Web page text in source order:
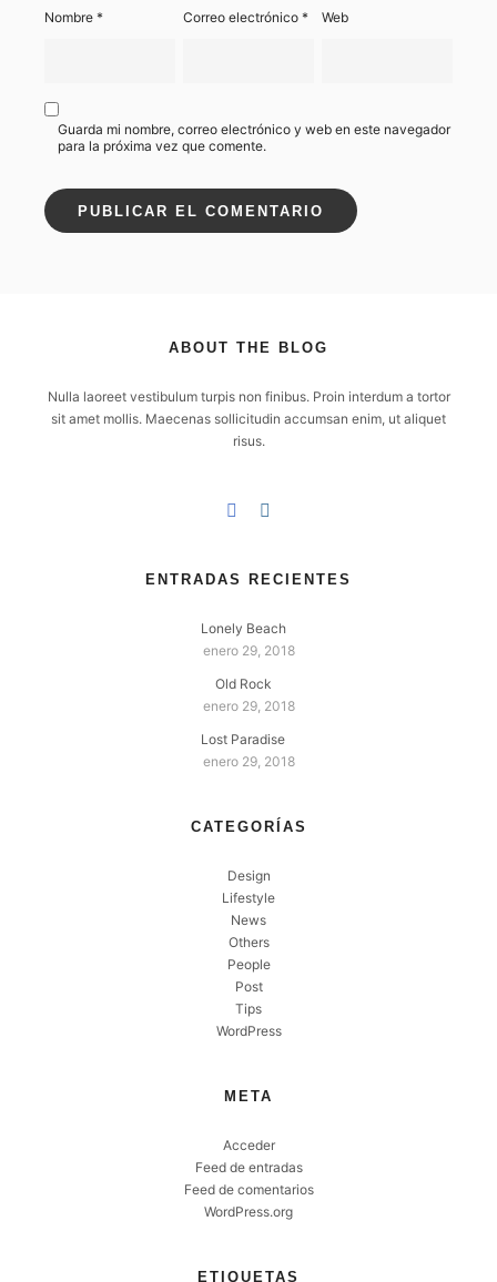
Nombre * Correo electrónico* Web
Guarda mi nombre, correo electrónico y web en este navegador
para la próxima vez que comente.
ABOUT THE BLOG
Nulla laoreet vestibulum turpis non finibus. Proin interdum a tortor
sit amet mollis. Maecenas sollicitudin accumsan enim, ut aliquet
risus.
ENTRADAS RECIENTES
Lonely Beach
enero 29, 2018
Old Rock
enero 29, 2018
Lost Paradise
enero 29, 2018
CATEGORÍAS
Design
Lifestyle
News
Others
People
Post
Tips
WordPress
META
Acceder
Feed de entradas
Feed de comentarios
WordPress.org
ETIQUETAS